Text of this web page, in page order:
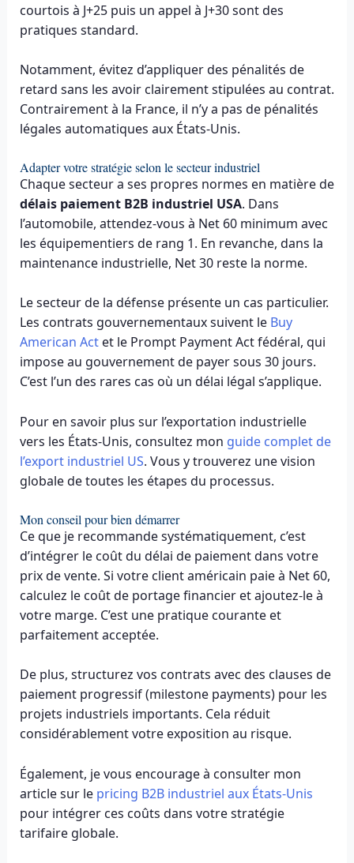
courtois à J+25 puis un appel à J+30 sont des
pratiques standard.
Notamment, évitez d’appliquer des pénalités de
retard sans les avoir clairement stipulées au contrat.
Contrairement à la France, il n’y a pas de pénalités
légales automatiques aux États-Unis.
Adapter votre stratégie selon le secteur industriel
Chaque secteur a ses propres normes en matière de
délais paiement B2B industriel USA. Dans
l’automobile, attendez-vous à Net 60 minimum avec
les équipementiers de rang 1. En revanche, dans la
maintenance industrielle, Net 30 reste la norme.
Le secteur de la défense présente un cas particulier.
Les contrats gouvernementaux suivent le Buy
American Actet le Prompt Payment Act fédéral, qui
impose au gouvernement de payer sous 30 jours.
C’est l’un des rares cas où un délai légal s’applique.
Pour en savoir plus sur l’exportation industrielle
vers les États-Unis, consultez mon guide complet de
l’export industriel US. Vous y trouverez une vision
globale de toutes les étapes du processus.
Mon conseil pour bien démarrer
Ce que je recommande systématiquement, c’est
d’intégrer le coût du délai de paiement dans votre
prix de vente. Si votre client américain paie à Net 60,
calculez le coût de portage financier et ajoutez-le à
votre marge. C’est une pratique courante et
parfaitement acceptée.
De plus, structurez vos contrats avec des clauses de
paiement progressif (milestone payments) pour les
projets industriels importants. Cela réduit
considérablement votre exposition au risque.
Également, je vous encourage à consulter mon
article sur le pricing B2B industriel aux États-Unis
pour intégrer ces coûts dans votre stratégie
tarifaire globale.